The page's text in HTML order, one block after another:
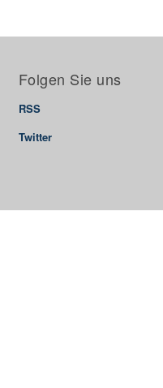
Folgen Sie uns
RSS
Twitter